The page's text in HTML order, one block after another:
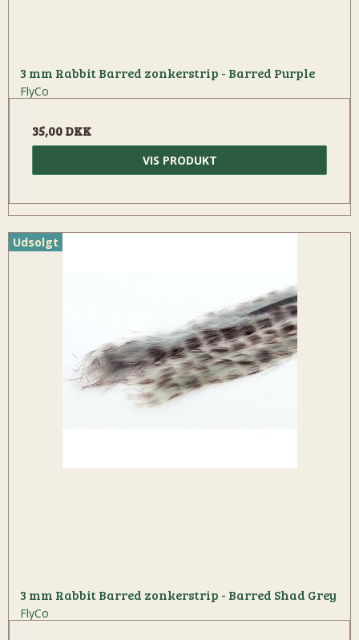
3 mm Rabbit Barred zonkerstrip - Barred Purple
FlyCo
35,00 DKK
VIS PRODUKT
Udsolgt
3 mm Rabbit Barred zonkerstrip - Barred Shad Grey
FlyCo